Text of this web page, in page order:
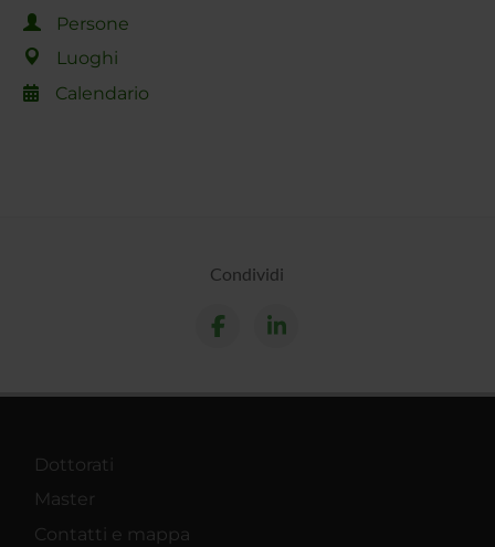
Persone
Luoghi
Calendario
Condividi
Dottorati
Master
Contatti e mappa